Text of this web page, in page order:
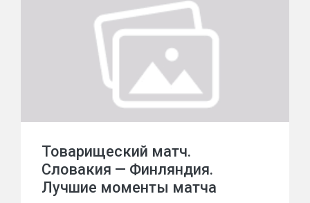
Товарищеский матч.
Словакия — Финляндия.
Лучшие моменты матча